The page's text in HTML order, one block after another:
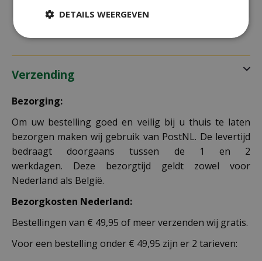
Verzending
Bezorging:
Om uw bestelling goed en veilig bij u thuis te laten
bezorgen maken wij gebruik van PostNL. De levertijd
bedraagt doorgaans tussen de 1 en 2
werkdagen. Deze bezorgtijd geldt zowel voor
Nederland als België.
Bezorgkosten Nederland:
Bestellingen van € 49,95 of meer verzenden wij gratis.
Voor een bestelling onder € 49,95 zijn er 2 tarieven:
DETAILS WEERGEVEN